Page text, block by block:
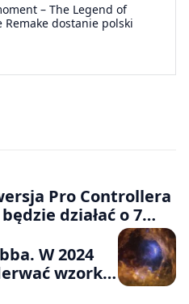
– The Legend of
dostanie polski
Pro Controllera
działać o 7
jednym
W 2024
wzorku